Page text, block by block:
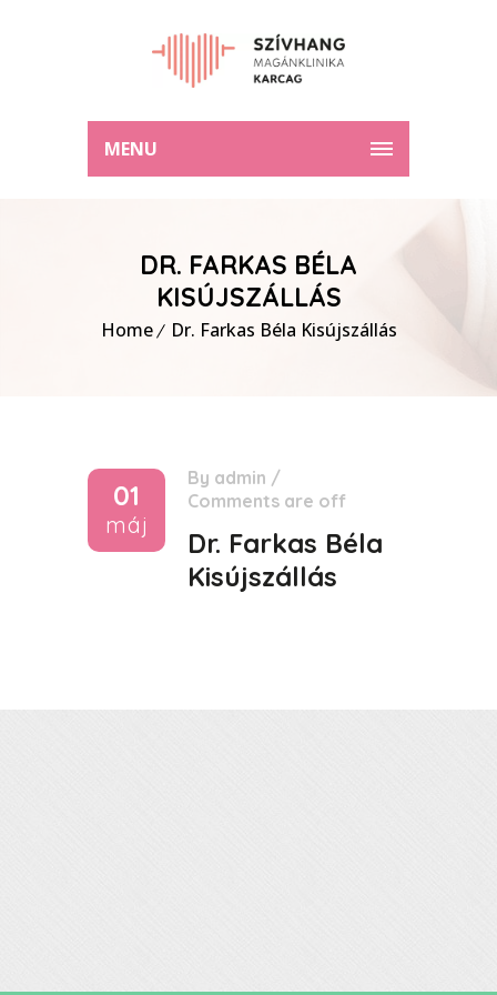
MENU
DR. FARKAS BÉLA
KISÚJSZÁLLÁS
Home Dr. Farkas Béla Kisújszállás
01
máj
By admin /
Comments are off
Dr. Farkas Béla
Kisújszállás